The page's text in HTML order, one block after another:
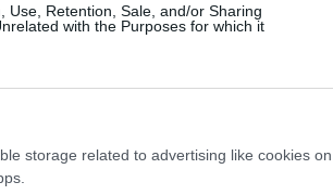
Use, Retention, Sale, and/or Sharing
with the Purposes for which it
storage related to advertising like cookies on
sal y fermentos, lo que le
de fermentación puede
más ligeras y suaves.
otorga un perfil más ácido,